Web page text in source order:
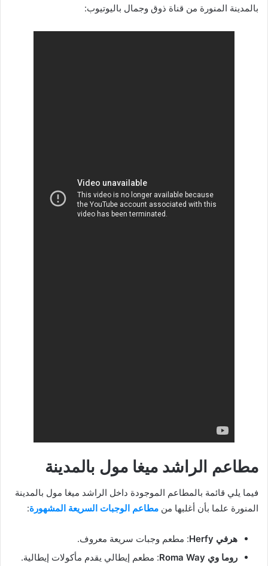
بالمدينة المنورة من قناة ذوق وجمال باليوتيوب:
مطاعم الراشد ميغا مول بالمدينة
فيما يلي قائمة بالمطاعم الموجودة داخل الراشد ميغا مول بالمدينة
المنورة علما بأن أغلبها من مطاعم الوجبات السريعة المشهورة:
هرفي Herfy
: مطعم وجبات سريعة معروف.
روما وي Roma Way
: مطعم إيطالي يقدم مأكولات إيطالية.